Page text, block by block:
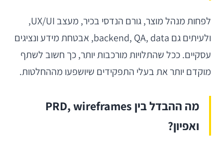
לפחות מנהל מוצר, גורם הנדסי בכיר, מעצב UX/UI,
ולעיתים גם backend, QA, data, אבטחת מידע ונציגים
עסקיים. ככל שהתלויות מורכבות יותר, כך חשוב לשתף
מוקדם יותר את בעלי התפקידים שיושפעו מההחלטות.
מה ההבדל בין PRD, wireframes
ואפיון?